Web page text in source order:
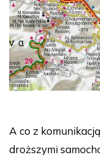
A co z
droższymi